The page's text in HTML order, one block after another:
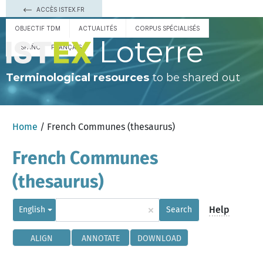
ACCÈS ISTEX.FR
OBJECTIF TDM ACTUALITÉS CORPUS SPÉCIALISÉS
ESPAÑOL FRANÇAIS Loterre
Terminological resourcesto be shared out
Home / French Communes (thesaurus)
French Communes
(thesaurus)
English × Search Help
ALIGN ANNOTATE DOWNLOAD